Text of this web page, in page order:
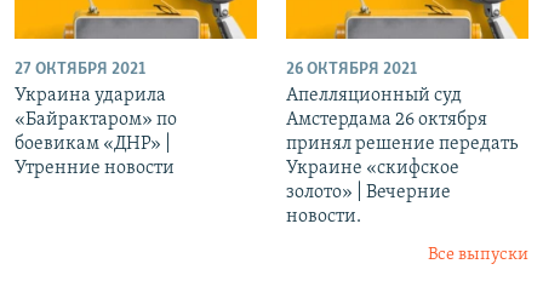
27 ОКТЯБРЯ 2021
Украина ударила
«Байрактаром» по
боевикам «ДНР» |
Утренние новости
26 ОКТЯБРЯ 2021
Апелляционный суд
Амстердама 26 октября
принял решение передать
Украине «скифское
золото» | Вечерние
новости.
Все выпуски